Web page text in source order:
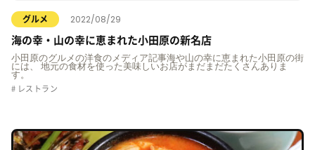
グルメ 2022/08/29
海の幸・山の幸に恵まれた小田原の新名店
小田原のグルメの洋食のメディア記事海や山の幸に恵まれた小田原の街
には、 地元の食材を使った美味しいお店がまだまだたくさんありま
す。
レストラン